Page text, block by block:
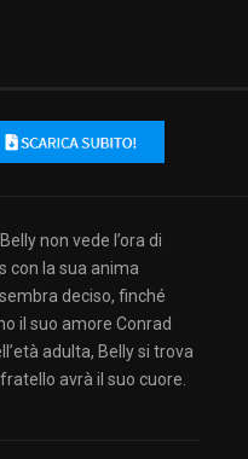
non vede l’ora di
con la sua anima
deciso, finché
il suo amore Conrad
adulta, Belly si trova
avrà il suo cuore.